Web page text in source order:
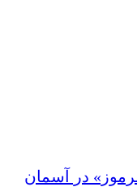
در‌ آسمان